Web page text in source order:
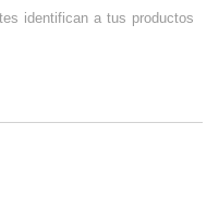
identifican a tus productos